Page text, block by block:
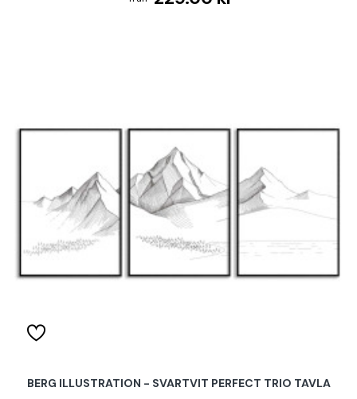
BERG ILLUSTRATION - SVARTVIT PERFECT TRIO TAVLA